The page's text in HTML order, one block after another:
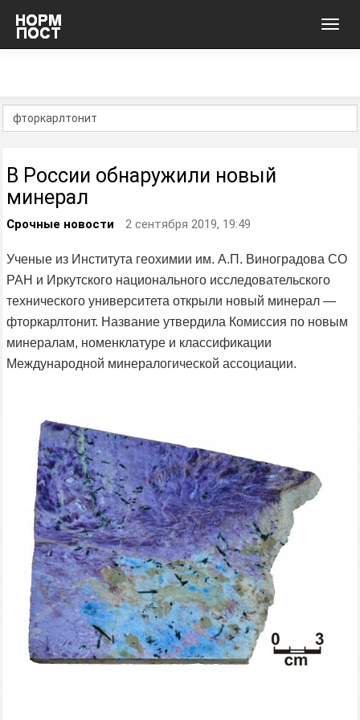
В России обнаружили новый
минерал
Срочные новости 2 сентября 2019, 19:49
Ученые из Института геохимии им. А.П. Виноградова СО
РАН и Иркутского национального исследовательского
технического университета открыли новый минерал —
фторкарлтонит. Название утвердила Комиссия по новым
минералам, номенклатуре и классификации
Международной минералогической ассоциации.